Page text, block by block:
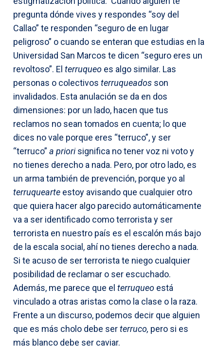
pregunta dónde vives y respondes “soy del
Callao” te responden “seguro de en lugar
peligroso” o cuando se enteran que estudias en la
Universidad San Marcos te dicen “seguro eres un
revoltoso”. El terruqueo es algo similar. Las
personas o colectivos terruqueados son
invalidados. Esta anulación se da en dos
dimensiones: por un lado, hacen que tus
reclamos no sean tomados en cuenta; lo que
dices no vale porque eres “terruco”, y ser
“terruco” a priorisignifica no tener voz ni voto y
no tienes derecho a nada. Pero, por otro lado, es
un arma también de prevención, porque yo al
terruquearte estoy avisando que cualquier otro
que quiera hacer algo parecido automáticamente
va a ser identificado como terrorista y ser
terrorista en nuestro país es el escalón más bajo
de la escala social, ahí no tienes derecho a nada.
Si te acuso de ser terrorista te niego cualquier
posibilidad de reclamar o ser escuchado.
Además, me parece que el terruqueo está
vinculado a otras aristas como la clase o la raza.
Frente a un discurso, podemos decir que alguien
que es más cholo debe serterruco, pero si es
más blanco debe ser caviar.